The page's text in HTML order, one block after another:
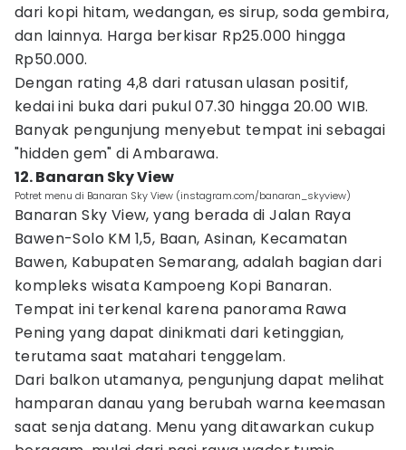
dari kopi hitam, wedangan, es sirup, soda gembira,
dan lainnya. Harga berkisar Rp25.000 hingga
Rp50.000.
Dengan rating 4,8 dari ratusan ulasan positif,
kedai ini buka dari pukul 07.30 hingga 20.00 WIB.
Banyak pengunjung menyebut tempat ini sebagai
"hidden gem" di Ambarawa.
12. Banaran Sky View
Potret menu di Banaran Sky View (instagram.com/banaran_skyview)
Banaran Sky View, yang berada di Jalan Raya
Bawen-Solo KM 1,5, Baan, Asinan, Kecamatan
Bawen, Kabupaten Semarang, adalah bagian dari
kompleks wisata Kampoeng Kopi Banaran.
Tempat ini terkenal karena panorama Rawa
Pening yang dapat dinikmati dari ketinggian,
terutama saat matahari tenggelam.
Dari balkon utamanya, pengunjung dapat melihat
hamparan danau yang berubah warna keemasan
saat senja datang. Menu yang ditawarkan cukup